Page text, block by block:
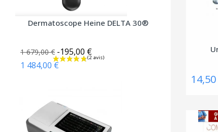
Chenelière éducation
Christophe Geoffroy éditions
Chronique Sociale
CNGE
Dermatoscope Heine DELTA 30®
1 679,00 € -195,00 €
1 484,00 €